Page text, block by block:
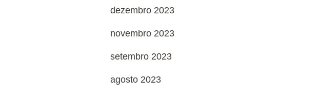
dezembro 2023
novembro 2023
setembro 2023
agosto 2023